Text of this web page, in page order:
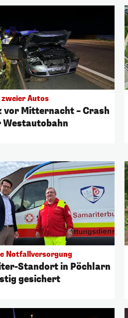
Autos
vor Mitternacht – Crash
Westautobahn
Notfallversorgung
Standort in Pöchlarn
gesichert